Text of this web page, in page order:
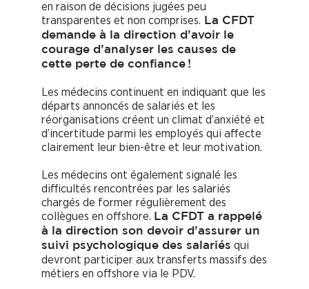
en raison de décisions jugées peu
transparentes et non comprises. La CFDT
demande à la direction d’avoir le
courage d’analyser les causes de
cette perte de confiance !
Les médecins continuent en indiquant que les
départs annoncés de salariés et les
réorganisations créent un climat d’anxiété et
d’incertitude parmi les employés qui affecte
clairement leur bien-être et leur motivation.
Les médecins ont également signalé les
difficultés rencontrées par les salariés
chargés de former régulièrement des
collègues en offshore. La CFDT a rappelé
à la direction son devoir d’assurer un
suivi psychologique des salariés qui
devront participer aux transferts massifs des
métiers en offshore via le PDV.